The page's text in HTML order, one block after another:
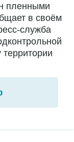
пленными
в своём
служба